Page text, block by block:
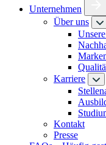
Unternehmen
Über uns
Karriere
Kontakt
Presse